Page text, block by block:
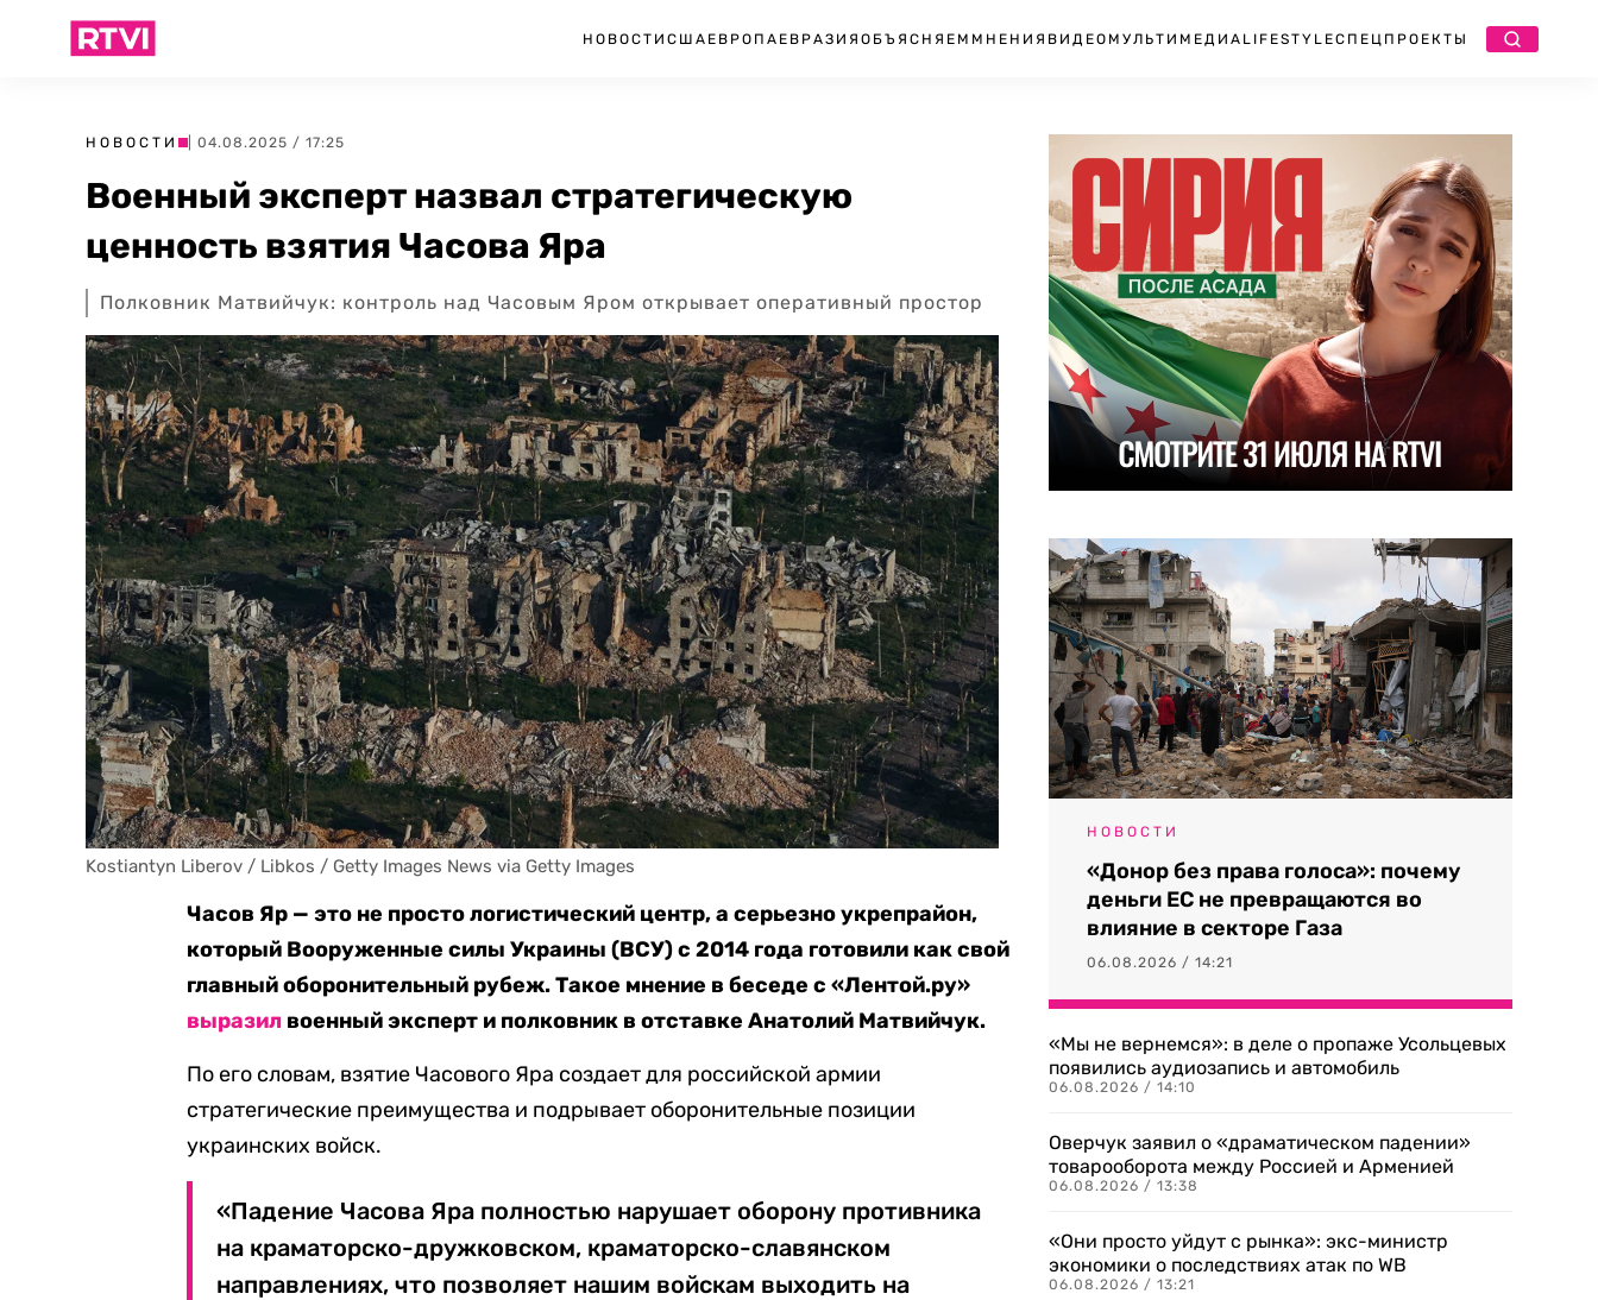
НОВОСТИ США ЕВРОПА ЕВРАЗИЯ ОБЪЯСНЯЕМ МНЕНИЯ ВИДЕО МУЛЬТИМЕДИА LIFESTYLEСПЕЦПРОЕКТЫ
НОВОСТИ | 04.08.2025 / 17:25
Военный эксперт назвал стратегическую
ценность взятия Часова Яра
Полковник Матвийчук: контроль над Часовым Яром открывает оперативный простор
Kostiantyn Liberov / Libkos / Getty Images News via Getty Images
Часов Яр — это не просто логистический центр, а серьезно укрепрайон,
который Вооруженные силы Украины (ВСУ) с 2014 года готовили как свой
главный оборонительный рубеж. Такое мнение в беседе с «Лентой.ру»
выразил военный эксперт и полковник в отставке Анатолий Матвийчук.
По его словам, взятие Часового Яра создает для российской армии
стратегические преимущества и подрывает оборонительные позиции
украинских войск.
«Падение Часова Яра полностью нарушает оборону противника
на краматорско-дружковском, краматорско-славянском
направлениях, что позволяет нашим войскам выходить на
НОВОСТИ
«Донор без права голоса»: почему
деньги ЕС не превращаются во
влияние в секторе Газа
06.08.2026 / 14:21
«Мы не вернемся»: в деле о пропаже Усольцевых
появились аудиозапись и автомобиль
06.08.2026 / 14:10
Оверчук заявил о «драматическом падении»
товарооборота между Россией и Арменией
06.08.2026 / 13:38
«Они просто уйдут с рынка»: экс-министр
экономики о последствиях атак по WB
06.08.2026 / 13:21